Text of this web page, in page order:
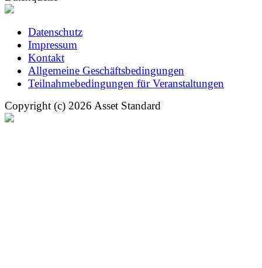
Datenschutz
Impressum
Kontakt
Allgemeine Geschäftsbedingungen
Teilnahmebedingungen für Veranstaltungen
Copyright (c) 2026 Asset Standard